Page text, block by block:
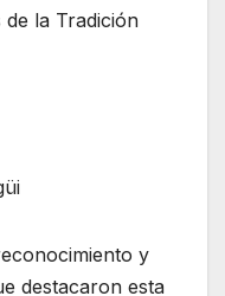
la Tradición
y
destacaron esta